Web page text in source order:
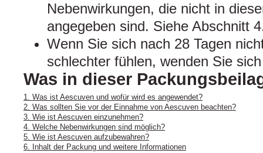
Nebenwirkungen, die nicht in
angegeben sind. Siehe Abschnitt
Wenn Sie sich nach 28 Tagen
schlechter fühlen, wenden Sie
Was in dieser
1. Was ist Aescuven und wofür wird es angewendet?
2. Was sollten Sie vor der Einnahme von Aescuven beachten?
3. Wie ist Aescuven einzunehmen?
4. Welche Nebenwirkungen sind möglich?
5. Wie ist Aescuven aufzubewahren?
6. Inhalt der Packung und weitere Informationen